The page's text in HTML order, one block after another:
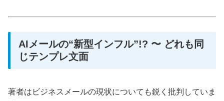
AIメールの“新型インフル”!? 〜 どれも同
じテンプレ文面
著者はビジネスメールの現状についても鋭く批判していま